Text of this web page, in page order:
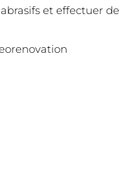
et effectuer